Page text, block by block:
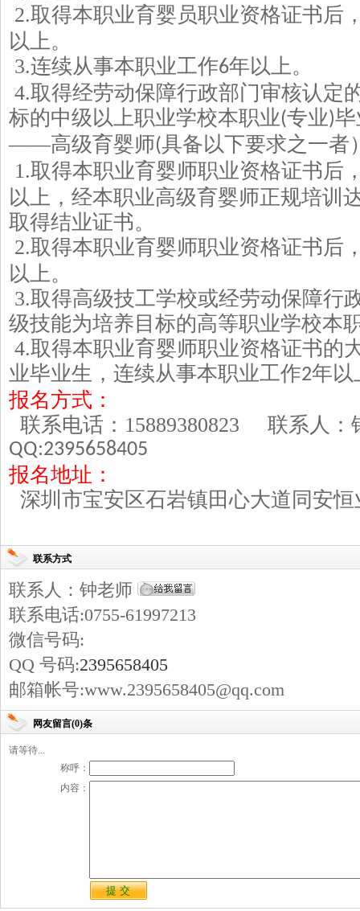
2.取得本职业育婴员职业资格证书后
以上。
3.连续从事本职业工作6年以上。
4.取得经劳动保障行政部门审核认定
标的中级以上职业学校本职业(专业)
——高级育婴师(具备以下要求之一者
1.取得本职业育婴师职业资格证书后
以上，经本职业高级育婴师正规培训
取得结业证书。
2.取得本职业育婴师职业资格证书后
以上。
3.取得高级技工学校或经劳动保障行
级技能为培养目标的高等职业学校本
4.取得本职业育婴师职业资格证书的
业毕业生，连续从事本职业工作2年以
报名方式：
联系电话： 15889380823 联系人
QQ:2395658405
报名地址：
深圳市宝安区石岩镇田心大道同安
联系方式
联系人：钟老师
联系电话:0755-61997213
微信号码:
QQ 号码:2395658405
邮箱帐号:www.2395658405@qq.com
网友留言(0)条
请等待...
称呼：
内容：